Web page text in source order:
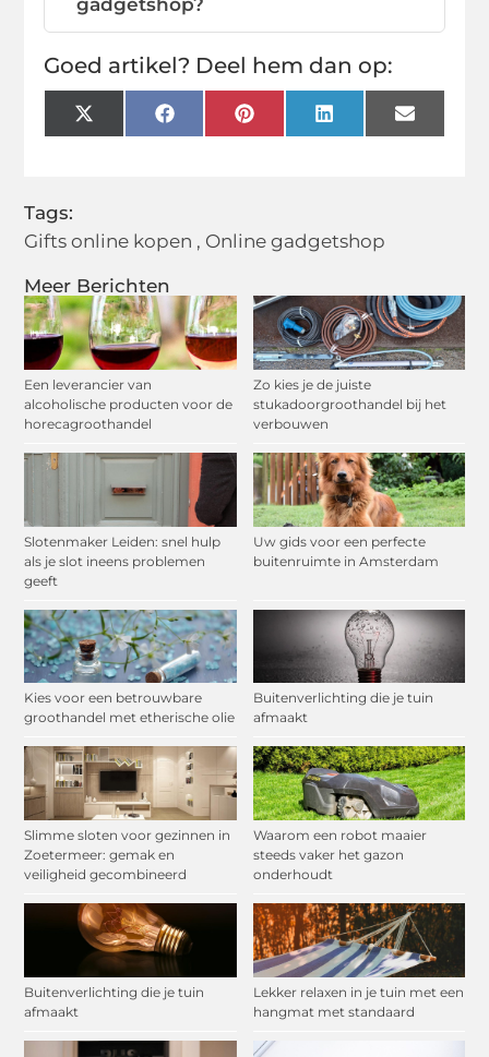
Meer Berichten
Een leverancier van
alcoholische producten voor de
horecagroothandel
Zo kies je de juiste
stukadoorgroothandel bij het
verbouwen
Slotenmaker Leiden: snel hulp
als je slot ineens problemen
geeft
Uw gids voor een perfecte
buitenruimte in Amsterdam
Kies voor een betrouwbare
groothandel met etherische olie
Buitenverlichting die je tuin
afmaakt
Slimme sloten voor gezinnen in
Zoetermeer: gemak en
veiligheid gecombineerd
Waarom een robot maaier
steeds vaker het gazon
onderhoudt
Buitenverlichting die je tuin
afmaakt
Lekker relaxen in je tuin met een
hangmat met standaard
Goed artikel? Deel hem dan op:
X
(Twitter)
FacebookPinterestLinkedInEmail
Tags:
Gifts online kopen , Online gadgetshop